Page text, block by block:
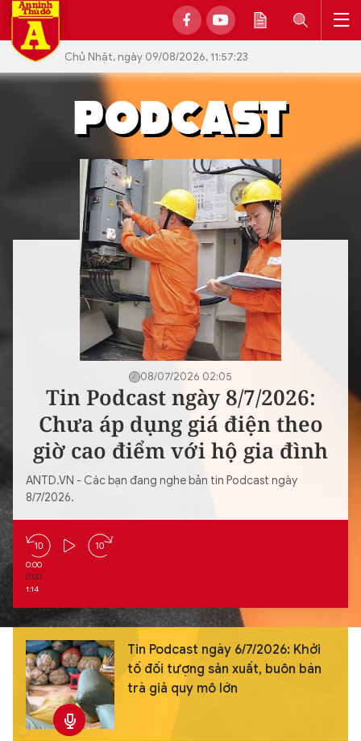
Chủ Nhật, ngày 09/08/2026, 11:57:23
08/07/2026 02:05
Tin Podcast ngày 8/7/2026:
Chưa áp dụng giá điện theo
giờ cao điểm với hộ gia đình
ANTD.VN - Các bạn đang nghe bản tin Podcast ngày
8/7/2026.
0:00
0:00
1:14
Tin Podcast ngày 6/7/2026: Khởi
tố đối tượng sản xuất, buôn bán
trà giả quy mô lớn